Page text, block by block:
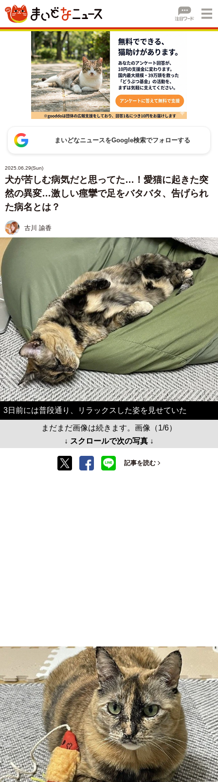
まいどなニュースをGoogle検索でフォローする
2025.06.29(Sun)
犬が苦しむ病気だと思ってた…！愛猫に起きた突
然の異変…激しい痙攣で足をバタバタ、告げられ
た病名とは？
古川 諭香
3日前には普段通り、リラックスした姿を見せていた
まだまだ画像は続きます。画像（1/6）
↓ スクロールで次の写真 ↓
記事を読む